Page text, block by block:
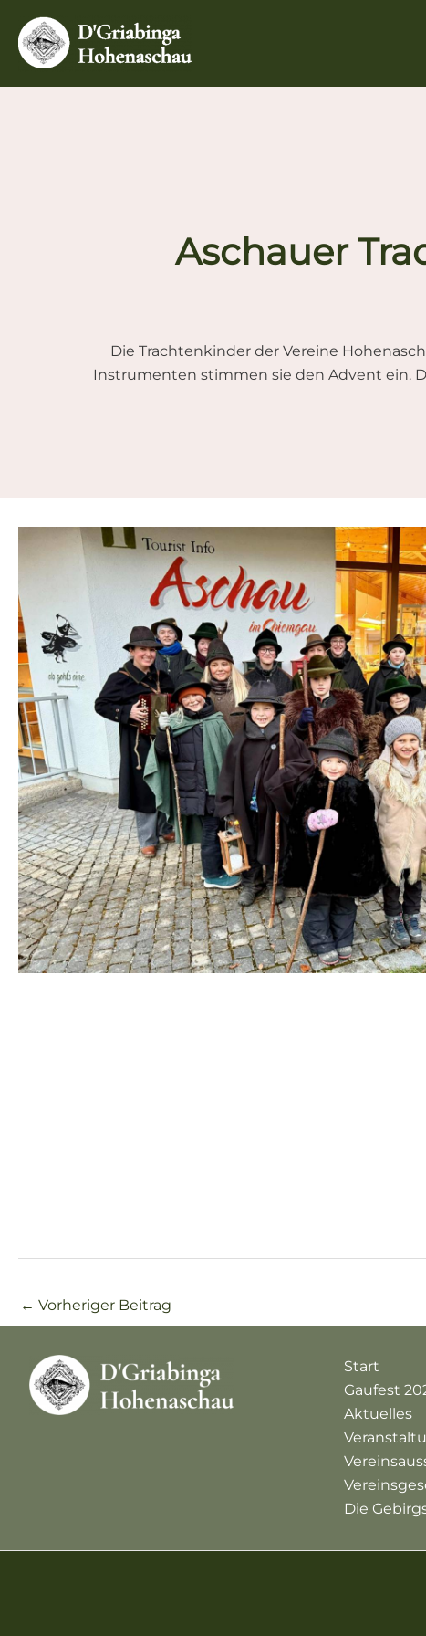
Inhalt
springen
Aschauer
Die Trachtenkinder der Vereine
Instrumenten stimmen sie den Advent ein.
← Vorheriger Beitrag
Start
Gaufest
Aktuelles
Die